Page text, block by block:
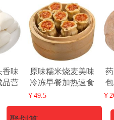
烧麦美味
加热速食
营养方便
成品
药膳包子四神鸡肉
包粗粮无糖药膳早
餐包山药茯苓枸杞
养生速食馒头
￥26.9